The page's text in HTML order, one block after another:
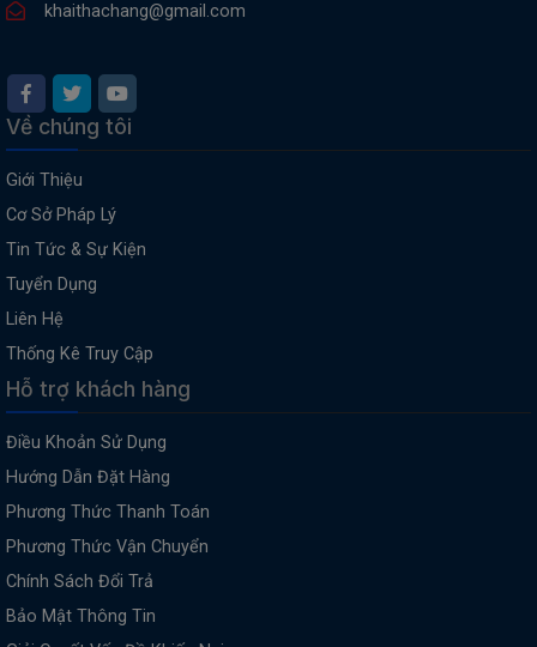
khaithachang@gmail.com
Về chúng tôi
Giới Thiệu
Cơ Sở Pháp Lý
Tin Tức & Sự Kiện
Tuyển Dụng
Liên Hệ
Thống Kê Truy Cập
Hỗ trợ khách hàng
Điều Khoản Sử Dụng
Hướng Dẫn Đặt Hàng
Phương Thức Thanh Toán
Phương Thức Vận Chuyển
Chính Sách Đổi Trả
Bảo Mật Thông Tin